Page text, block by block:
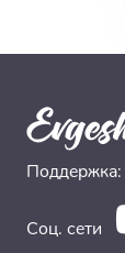
Поддержка:
Соц. сети